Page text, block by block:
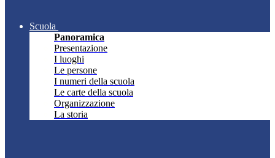
Scuola
Panoramica
Presentazione
I luoghi
Le persone
I numeri della scuola
Le carte della scuola
Organizzazione
La storia